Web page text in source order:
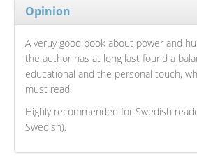
Opinion
A veruy good book about power and
the author has at long last found a
educational and the personal touch,
must read.
Highly recommended for Swedish
Swedish).